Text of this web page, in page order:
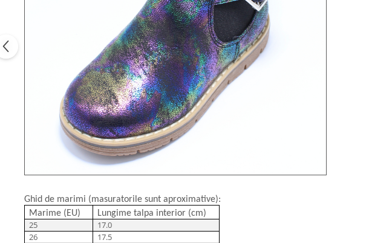
Ghid de marimi (masuratorile sunt aproximative):
Marime (EU)
Lungime talpa interior (cm)
25
17.0
26
17.5